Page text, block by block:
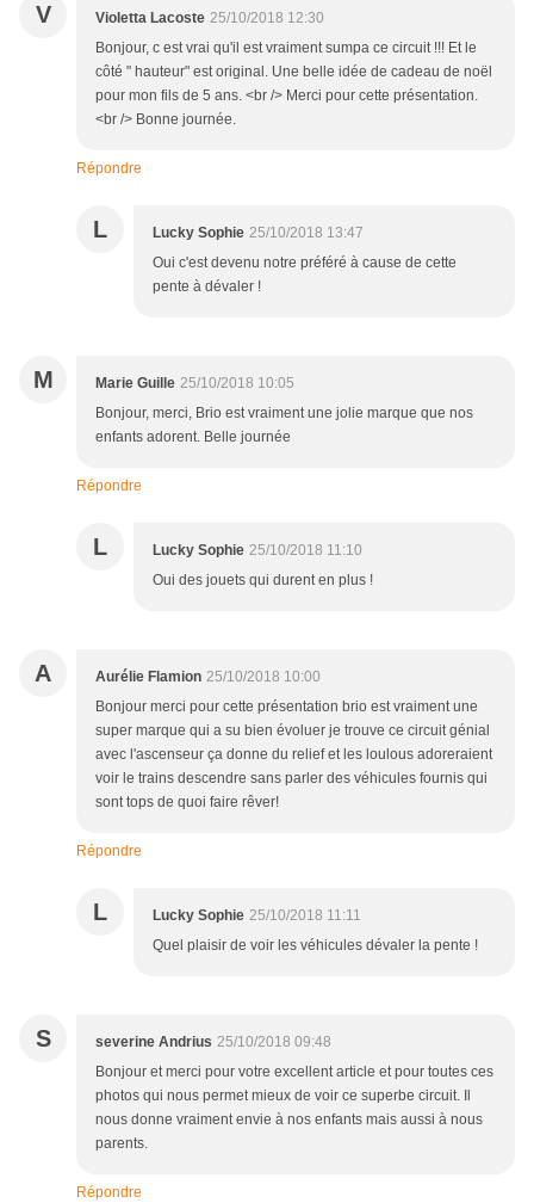
V Violetta Lacoste 25/10/2018 12:30
Bonjour, c est vrai qu'il est vraiment sumpa ce circuit !!! Et le
côté " hauteur" est original. Une belle idée de cadeau de noël
pour mon fils de 5 ans. <br /> Merci pour cette présentation.
<br /> Bonne journée.
Répondre
L Lucky Sophie 25/10/2018 13:47
Oui c'est devenu notre préféré à cause de cette
pente à dévaler !
M Marie Guille 25/10/2018 10:05
Bonjour, merci, Brio est vraiment une jolie marque que nos
enfants adorent. Belle journée
Répondre
L Lucky Sophie 25/10/2018 11:10
Oui des jouets qui durent en plus !
A Aurélie Flamion 25/10/2018 10:00
Bonjour merci pour cette présentation brio est vraiment une
super marque qui a su bien évoluer je trouve ce circuit génial
avec l'ascenseur ça donne du relief et les loulous adoreraient
voir le trains descendre sans parler des véhicules fournis qui
sont tops de quoi faire rêver!
Répondre
L Lucky Sophie 25/10/2018 11:11
Quel plaisir de voir les véhicules dévaler la pente !
S severine Andrius 25/10/2018 09:48
Bonjour et merci pour votre excellent article et pour toutes ces
photos qui nous permet mieux de voir ce superbe circuit. Il
nous donne vraiment envie à nos enfants mais aussi à nous
parents.
Répondre